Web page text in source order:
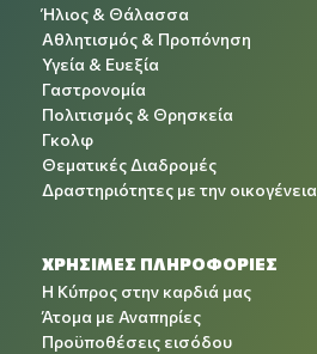
Ήλιος & Θάλασσα
Αθλητισμός & Προπόνηση
Υγεία & Ευεξία
Γαστρονομία
Πολιτισμός & Θρησκεία
Γκολφ
Θεματικές Διαδρομές
Δραστηριότητες με την οικογένεια
ΧΡΉΣΙΜΕΣ ΠΛΗΡΟΦΟΡΊΕΣ
Η Κύπρος στην καρδιά μας
Άτομα με Αναπηρίες
Προϋποθέσεις εισόδου